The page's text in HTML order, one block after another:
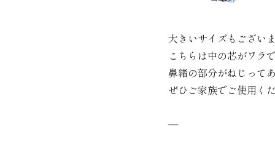
大きいサイズもござい
こちらは中の芯がワラ
鼻緒の部分がねじって
ぜひご家族でご使用く
―